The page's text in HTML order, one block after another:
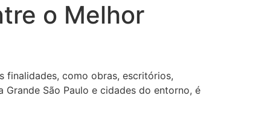
o Melhor
finalidades, como obras, escritórios,
São Paulo e cidades do entorno, é